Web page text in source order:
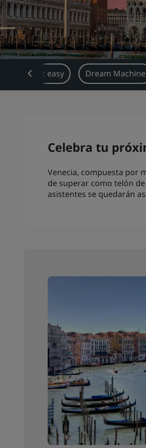
Book it easy Dream Machine
Celebra tu
Venecia, compuesta por
de superar como telón
asistentes se quedarán